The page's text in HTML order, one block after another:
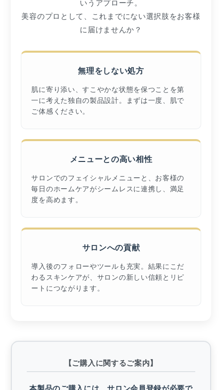
いうアプローチ。
美容のプロとして、これまでにない選択肢をお客様
に届けませんか？
無理をしない処方
肌に寄り添い、すこやかな状態を保つことを第
一に考えた独自の製品設計。まずは一度、肌で
ご体感ください。
メニューとの高い相性
サロンでのフェイシャルメニューと、お客様の
毎日のホームケアがシームレスに連携し、満足
度を高めます。
サロンへの貢献
導入後のフォローやツールも充実。結果にこだ
わるスキンケアが、サロンの新しい信頼とリピ
ートにつながります。
【ご購入に関するご案内】